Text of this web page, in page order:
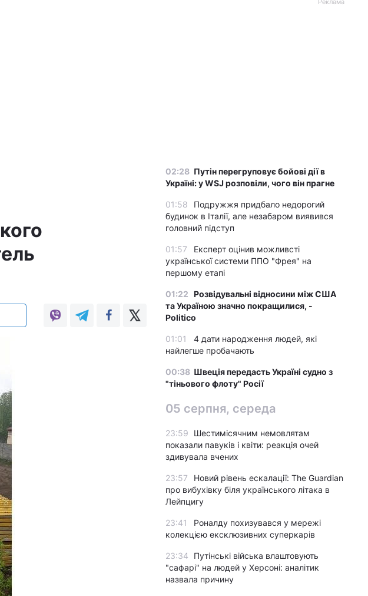
Реклама
02:28 Путін перегруповує бойові дії в
Україні: у WSJ розповіли, чого він прагне
01:58
Подружжя придбало недорогий
будинок в Італії, але незабаром виявився
головний підступ
01:57
Експерт оцінив можливсті
української системи ППО "Фрея" на
першому етапі
01:22 Розвідувальні відносини між США
та Україною значно покращилися, -
Politico
01:01
4 дати народження людей, які
найлегше пробачають
00:38 Швеція передасть Україні судно з
"тіньового флоту" Росії
05 серпня, середа
23:59
Шестимісячним немовлятам
показали павуків і квіти: реакція очей
здивувала вчених
23:57
Новий рівень ескалації: The Guardian
про вибухівку біля українського літака в
Лейпцигу
23:41
Роналду похизувався у мережі
колекцією ексклюзивних суперкарів
23:34
Путінські війська влаштовують
"сафарі" на людей у Херсоні: аналітик
назвала причину